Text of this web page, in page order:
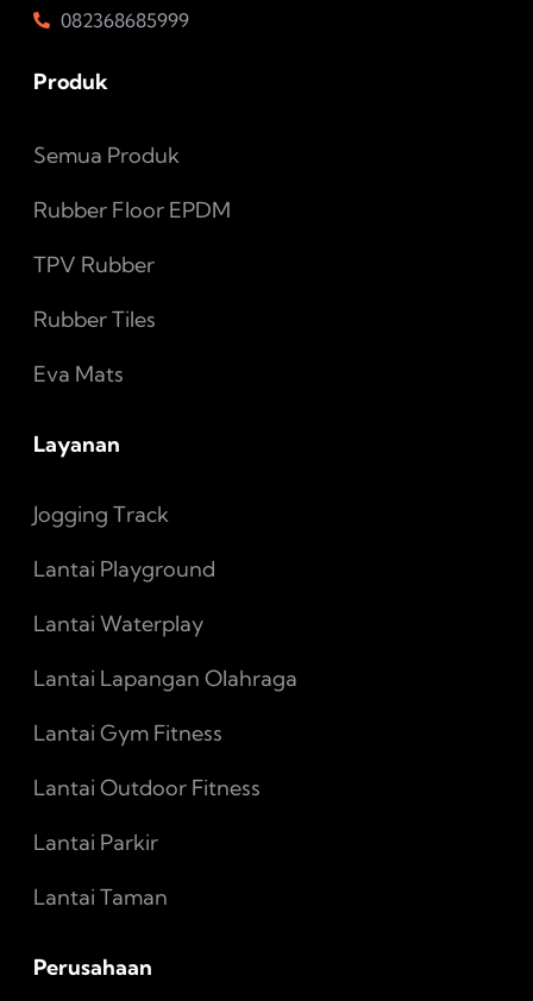
082368685999
Produk
Semua Produk
Rubber Floor EPDM
TPV Rubber
Rubber Tiles
Eva Mats
Layanan
Jogging Track
Lantai Playground
Lantai Waterplay
Lantai Lapangan Olahraga
Lantai Gym Fitness
Lantai Outdoor Fitness
Lantai Parkir
Lantai Taman
Perusahaan